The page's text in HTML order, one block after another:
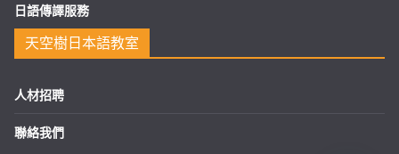
日語傳譯服務
天空樹日本語教室
人材招聘
聯絡我們